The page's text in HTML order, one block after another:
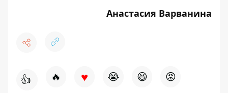
Анастасия Варванина
👍 🔥 ♥ 😭 😆 😡